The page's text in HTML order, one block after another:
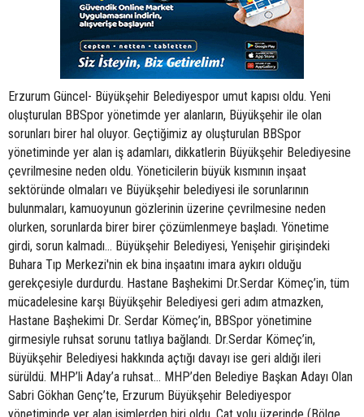
Erzurum Güncel- Büyükşehir Belediyespor umut kapısı oldu. Yeni
oluşturulan BBSpor yönetimde yer alanların, Büyükşehir ile olan
sorunları birer hal oluyor. Geçtiğimiz ay oluşturulan BBSpor
yönetiminde yer alan iş adamları, dikkatlerin Büyükşehir Belediyesine
çevrilmesine neden oldu. Yöneticilerin büyük kısmının inşaat
sektöründe olmaları ve Büyükşehir belediyesi ile sorunlarının
bulunmaları, kamuoyunun gözlerinin üzerine çevrilmesine neden
olurken, sorunlarda birer birer çözümlenmeye başladı. Yönetime
girdi, sorun kalmadı… Büyükşehir Belediyesi, Yenişehir girişindeki
Buhara Tıp Merkezi'nin ek bina inşaatını imara aykırı olduğu
gerekçesiyle durdurdu. Hastane Başhekimi Dr.Serdar Kömeç’in, tüm
mücadelesine karşı Büyükşehir Belediyesi geri adım atmazken,
Hastane Başhekimi Dr. Serdar Kömeç’in, BBSpor yönetimine
girmesiyle ruhsat sorunu tatlıya bağlandı. Dr.Serdar Kömeç’in,
Büyükşehir Belediyesi hakkında açtığı davayı ise geri aldığı ileri
sürüldü. MHP’li Aday’a ruhsat… MHP’den Belediye Başkan Adayı Olan
Sabri Gökhan Genç’te, Erzurum Büyükşehir Belediyespor